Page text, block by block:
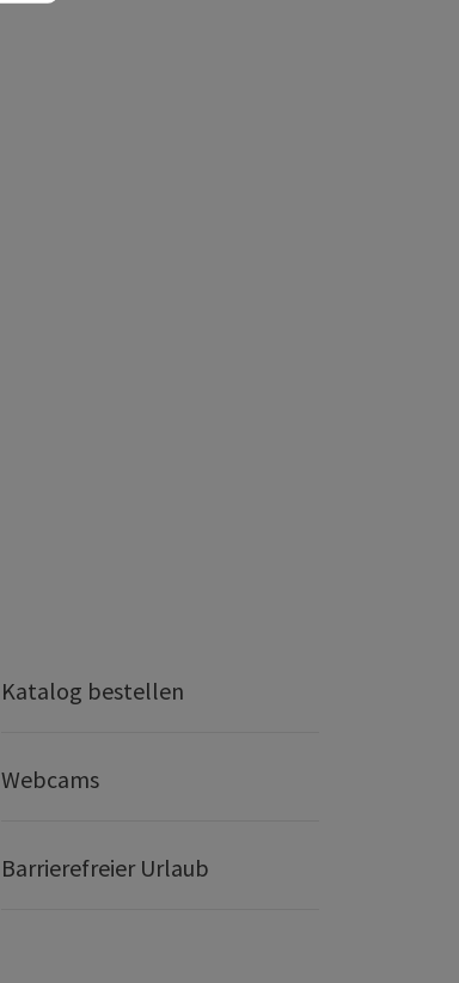
Katalog bestellen
Webcams
Barrierefreier Urlaub